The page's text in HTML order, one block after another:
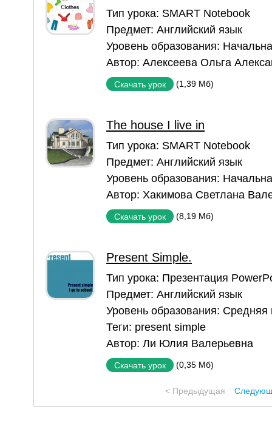
Тип урока: SMART Notebook
Предмет: Английский язык
Уровень образования:
Автор: Алексеева Ольга
Скачать урок (1,39 Мб)
The house I live in
Тип урока: SMART Notebook
Предмет: Английский язык
Уровень образования:
Автор: Хакимова Светлана
Скачать урок (8,19 Мб)
Present Simple.
Тип урока: Презентация
Предмет: Английский язык
Уровень образования: Средняя
Теги: present simple
Автор: Ли Юлия Валерьевна
Скачать урок (0,35 Мб)
< Предыдущая